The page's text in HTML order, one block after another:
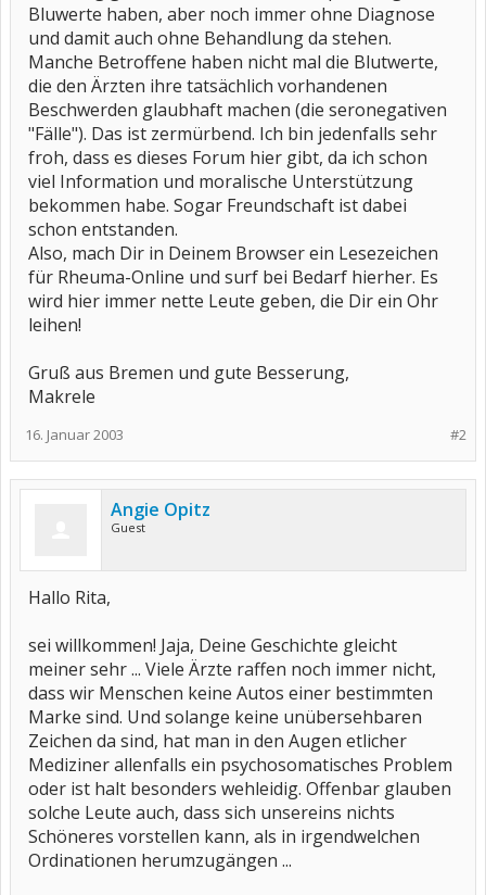
Bluwerte haben, aber noch immer ohne Diagnose
und damit auch ohne Behandlung da stehen.
Manche Betroffene haben nicht mal die Blutwerte,
die den Ärzten ihre tatsächlich vorhandenen
Beschwerden glaubhaft machen (die seronegativen
"Fälle"). Das ist zermürbend. Ich bin jedenfalls sehr
froh, dass es dieses Forum hier gibt, da ich schon
viel Information und moralische Unterstützung
bekommen habe. Sogar Freundschaft ist dabei
schon entstanden.
Also, mach Dir in Deinem Browser ein Lesezeichen
für Rheuma-Online und surf bei Bedarf hierher. Es
wird hier immer nette Leute geben, die Dir ein Ohr
leihen!
Gruß aus Bremen und gute Besserung,
Makrele
#2
16. Januar 2003
Angie Opitz
Guest
Hallo Rita,
sei willkommen! Jaja, Deine Geschichte gleicht
meiner sehr ... Viele Ärzte raffen noch immer nicht,
dass wir Menschen keine Autos einer bestimmten
Marke sind. Und solange keine unübersehbaren
Zeichen da sind, hat man in den Augen etlicher
Mediziner allenfalls ein psychosomatisches Problem
oder ist halt besonders wehleidig. Offenbar glauben
solche Leute auch, dass sich unsereins nichts
Schöneres vorstellen kann, als in irgendwelchen
Ordinationen herumzugängen ...